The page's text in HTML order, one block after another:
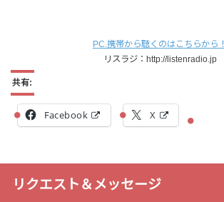
PC.携帯から聴くのはこちらから！
リスラジ：http://listenradio.jp
共有:
Facebook X
リクエスト＆メッセージ